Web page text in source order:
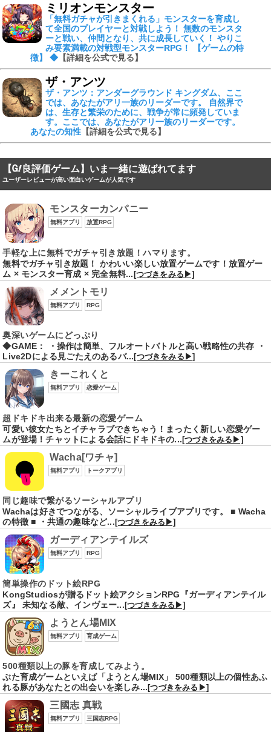
ミリオンモンスター
「無料ガチャが引きまくれる」モンスターを育成し
て全国のプレイヤーと対戦しよう！ 無数のモンスタ
ーと戦い、仲間となり、共に成長していく！ やりこ
み要素満載の対戦型モンスターRPG！ 【ゲームの特
徴】 ◆【詳細を公式で見る】
ザ・アンツ
ザ・アンツ：アンダーグラウンド キングダム、ここ
では、あなたがアリ一族のリーダーです。 自然界で
は、生存と繁栄のために、戦争が常に頻発していま
す。ここでは、あなたがアリ一族のリーダーです。
あなたの知性【詳細を公式で見る】
【 良評価ゲーム】いま一緒に遊ばれてます
ユーザーレビューが高い面白いゲームが人気です
モンスターカンパニー
無料アプリ 放置RPG
手軽な上に無料でガチャ引き放題！ハマります。
無料でガチャ引き放題！ かわいい楽しい放置ゲームです！放置ゲー
ム × モンスター育成 × 完全無料...[つづきをみる▶]
メメントモリ
無料アプリ RPG
奥深いゲームにどっぷり
◆GAME： ・操作は簡単、フルオートバトルと高い戦略性の共存 ・
Live2Dによる見ごたえのあるバ...[つづきをみる▶]
きーこれくと
無料アプリ 恋愛ゲーム
超ドキドキ出来る最新の恋愛ゲーム
可愛い彼女たちとイチャラブできちゃう！まったく新しい恋愛ゲー
ムが登場！チャットによる会話にドキドキの...[つづきをみる▶]
Wacha[ワチャ]
無料アプリ トークアプリ
同じ趣味で繋がるソーシャルアプリ
Wachaは好きでつながる、ソーシャルライブアプリです。 ■ Wacha
の特徴 ■ ・共通の趣味など... [つづきをみる▶]
ガーディアンテイルズ
無料アプリ RPG
簡単操作のドット絵RPG
KongStudiosが贈るドット絵アクションRPG『ガーディアンテイル
ズ』 未知なる敵、インヴェー...[つづきをみる▶]
ようとん場MIX
無料アプリ 育成ゲーム
500種類以上の豚を育成してみよう。
ぶた育成ゲームといえば「ようとん場MIX」 500種類以上の個性あふ
れる豚があなたとの出会いを楽しみ...[つづきをみる▶]
三國志 真戦
無料アプリ 三国志RPG